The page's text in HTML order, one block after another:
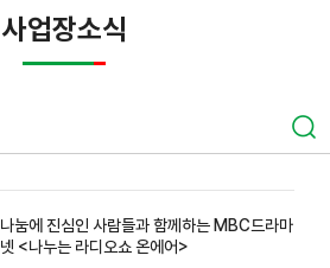
사업장소식
나눔에 진심인 사람들과 함께하는 MBC드라마
넷 <나누는 라디오쇼 온에어>